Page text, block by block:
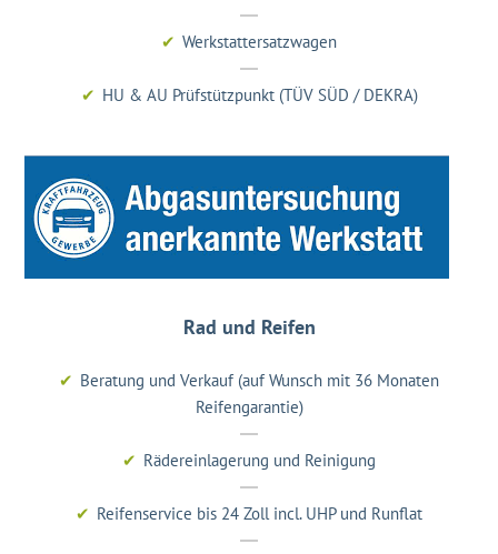
Werkstattersatzwagen
HU & AU Prüfstützpunkt (TÜV SÜD / DEKRA)
Rad und Reifen
Beratung und Verkauf (auf Wunsch mit 36 Monaten
Reifengarantie)
Rädereinlagerung und Reinigung
Reifenservice bis 24 Zoll incl. UHP und Runflat